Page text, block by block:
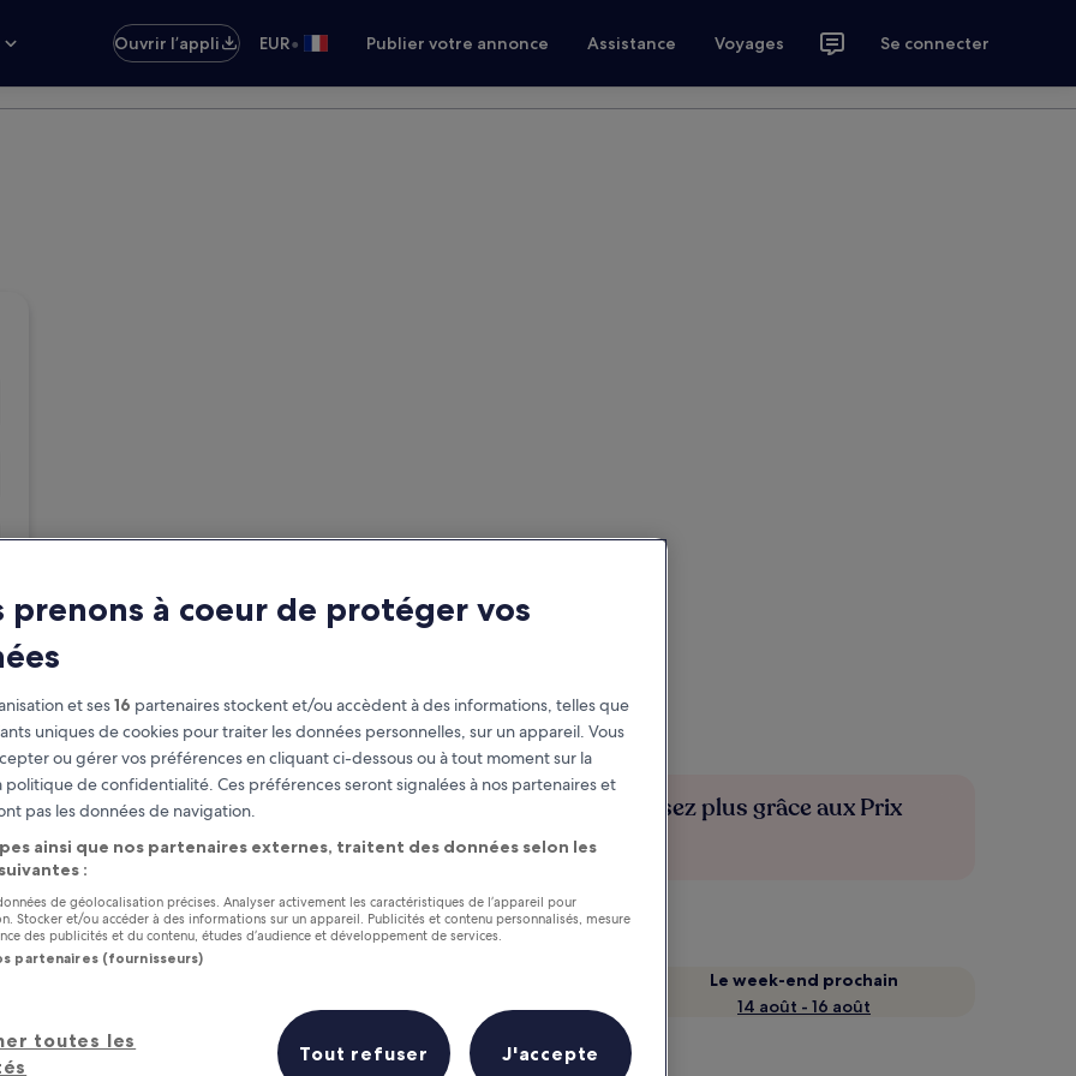
Ouvrir l’appli EUR• Publier votre annonce Assistance Voyages Se connecter
Gagnez des récompenses pour
chaque nuit séjournée
Économisez plus grâce aux Prix
membres
7 août - 9 août
Le week-end prochain
14 août - 16 août
en un coup d’œil
prenons à coeur de protéger vos
et ses16 partenaires stockent et/ou accèdent à des informations, telles que
uniques de cookies pour traiter les données personnelles, sur un appareil. Vous
ou gérer vos préférences en cliquant ci-dessous ou à tout moment sur la
politique de confidentialité. Ces préférences seront signalées à nos partenaires et
pas les données de navigation.
ainsi que nos partenaires externes, traitent des données selon les
:
de géolocalisation précises. Analyser activement les caractéristiques de l’appareil pour
Stocker et/ou accéder à des informations sur un appareil. Publicités et contenu personnalisés, mesure
des publicités et du contenu, études d’audience et développement de services.
partenaires (fournisseurs)
toutes les
Tout refuser J'accepte